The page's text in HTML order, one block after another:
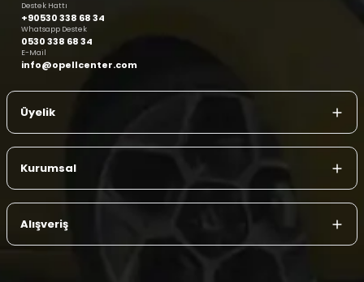
Destek Hattı
+90530 338 68 34
Whatsapp Destek
0530 338 68 34
E-Mail
info@opellcenter.com
Üyelik
Kurumsal
Alışveriş